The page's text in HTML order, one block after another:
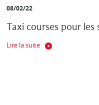
08/02/22
Taxi courses pour les
Lire la suite